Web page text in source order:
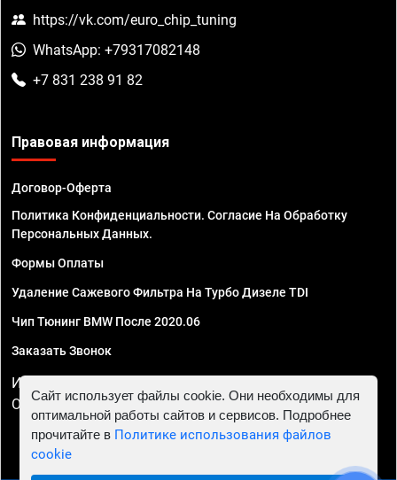
https://vk.com/euro_chip_tuning
WhatsApp: +79317082148
+7 831 238 91 82
Правовая информация
Договор-Оферта
Политика Конфиденциальности. Согласие На Обработку
Персональных Данных.
Формы Оплаты
Удаление Сажевого Фильтра На Турбо Дизеле TDI
Чип Тюнинг BMW После 2020.06
Заказать Звонок
ИП Смирнов Георгий Павлович. ИНН 781302555843,
ОГРНИП 324470400032610
Сайт использует файлы cookie. Они необходимы для
оптимальной работы сайтов и сервисов. Подробнее
прочитайте в Политике использования файлов
cookie